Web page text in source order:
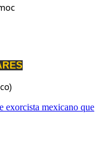
exorcista mexicano que